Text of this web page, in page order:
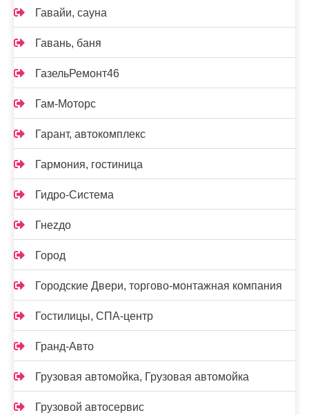
Гавайи, сауна
Гавань, баня
ГазельРемонт46
Гам-Моторс
Гарант, автокомплекс
Гармония, гостиница
Гидро-Система
Гнеzдо
Город
Городские Двери, торгово-монтажная компания
Гостилицы, СПА-центр
Гранд-Авто
Грузовая автомойка, Грузовая автомойка
Грузовой автосервис